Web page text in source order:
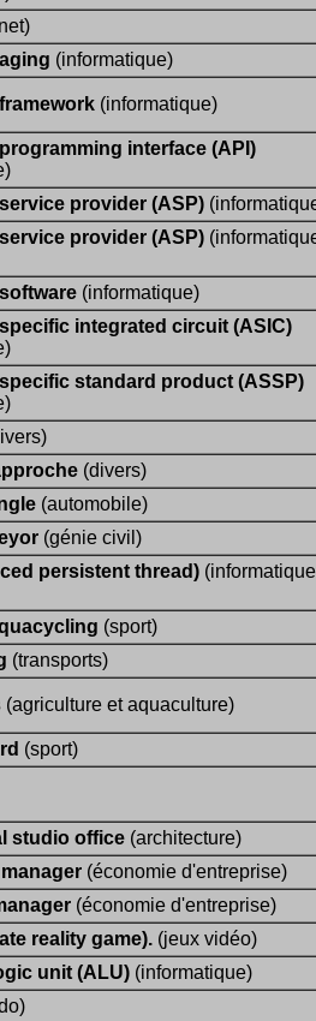
(informatique)
(informatique)
interface (API)
provider (ASP)
provider (ASP)
(informatique)
integrated circuit (ASIC)
standard product (ASSP)
(divers)
(automobile)
(génie civil)
persistent thread)
(sport)
(transports)
(agriculture et aquaculture)
(sport)
studio office (architecture)
(économie d'entreprise)
(économie d'entreprise)
reality game). (jeux vidéo)
unit (ALU) (informatique)